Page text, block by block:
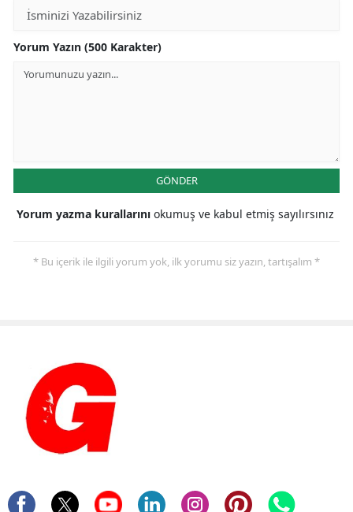
Yorum Yazın (500 Karakter)
GÖNDER
Yorum yazma kurallarını okumuş ve kabul etmiş sayılırsınız
* Bu içerik ile ilgili yorum yok, ilk yorumu siz yazın, tartışalım *